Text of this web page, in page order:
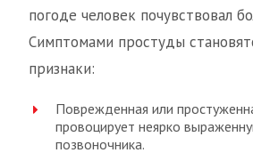
погоде человек почувствовал
Симптомами простуды
признаки:
Поврежденная или
провоцирует неярко
позвоночника.